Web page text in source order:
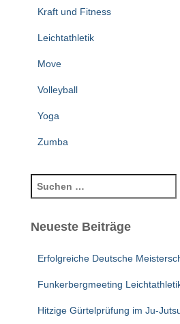
Kraft und Fitness
Leichtathletik
Move
Volleyball
Yoga
Zumba
u
h
Neueste Beiträge
Erfolgreiche Deutsche
Funkerbergmeeting
Hitzige Gürtelprüfung im Ju-